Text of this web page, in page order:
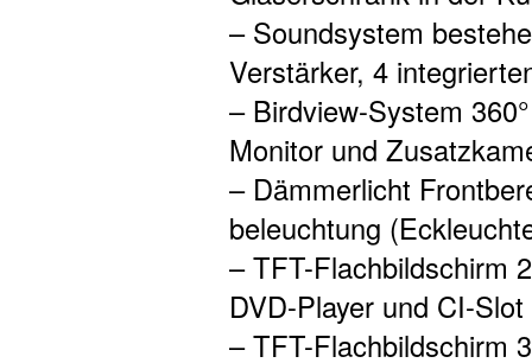
– Soundsystem
Verstärker, 4
– Birdview-System
Monitor und
– Dämmerlicht
beleuchtung
– TFT-Flachbildschirm
DVD-Player und CI-Slot
– TFT-Flachbildschirm